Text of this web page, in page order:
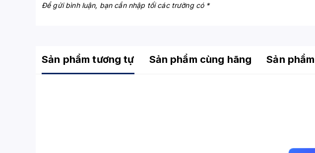
Để gửi bình luận, bạn cần nhập tối các trường có *
Sản phẩm tương tự Sản phẩm cùng hãng Sản